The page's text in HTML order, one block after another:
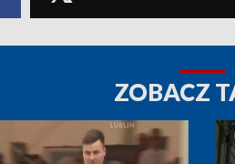
ZOBACZ